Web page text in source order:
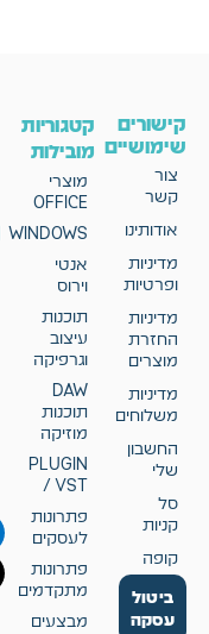
קישורים
שימושיים
צור
קשר
אודותינו
מדיניות
ופרטיות
מדיניות
החזרת
מוצרים
מדיניות
משלוחים
החשבון
שלי
סל
קניות
קופה
ביטול
עסקה
קטגוריות
מובילות
מוצרי
OFFICE
WINDOWS
אנטי
וירוס
תוכנות
עיצוב
וגרפיקה
DAW
תוכנות
מוזיקה
PLUGIN
/ VST
פתרונות
לעסקים
פתרונות
מתקדמים
מבצעים